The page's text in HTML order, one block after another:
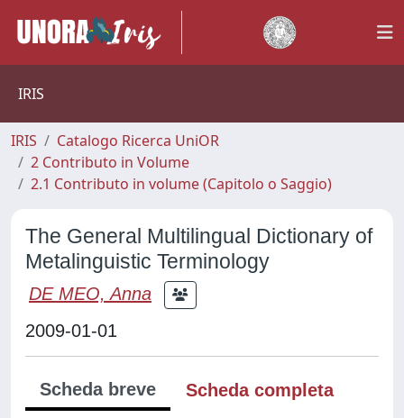
IRIS
IRIS
Catalogo Ricerca UniOR
2 Contributo in Volume
2.1 Contributo in volume (Capitolo o Saggio)
The General Multilingual Dictionary of
Metalinguistic Terminology
DE MEO, Anna
2009-01-01
Scheda breve
Scheda completa